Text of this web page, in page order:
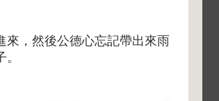
來，然後公德心忘記帶出來雨